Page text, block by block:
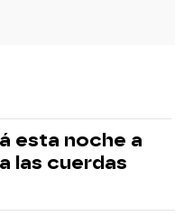
esta noche a
las cuerdas